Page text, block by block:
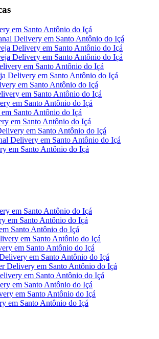
em Santo Antônio do Içá
Delivery em Santo Antônio do Içá
Delivery em Santo Antônio do Içá
Delivery em Santo Antônio do Içá
em Santo Antônio do Içá
Delivery em Santo Antônio do Içá
em Santo Antônio do Içá
em Santo Antônio do Içá
em Santo Antônio do Içá
em Santo Antônio do Içá
em Santo Antônio do Içá
em Santo Antônio do Içá
Delivery em Santo Antônio do Içá
em Santo Antônio do Içá
em Santo Antônio do Içá
em Santo Antônio do Içá
Santo Antônio do Içá
em Santo Antônio do Içá
em Santo Antônio do Içá
em Santo Antônio do Içá
Delivery em Santo Antônio do Içá
em Santo Antônio do Içá
em Santo Antônio do Içá
em Santo Antônio do Içá
em Santo Antônio do Içá